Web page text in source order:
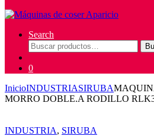
Search
Buscar
por:
0
InicioINDUSTRIASIRUBA
MORRO DOBLE.A RODILLO
INDUSTRIA, SIRUBA